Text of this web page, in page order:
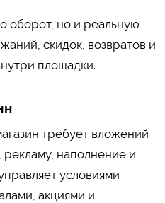
оборот, но и реальную
скидок, возвратов и
площадки.
требует вложений
рекламу, наполнение и
условиями
акциями и